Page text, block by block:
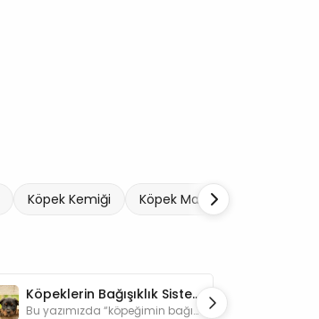
Köpek Kemiği Köpek Mama ve Su Kabı
Köpeklerin Bağışıklık Sistemini Güçlendirme Yolları
Bu yazımızda “köpeğimin bağışıklık sistemini nasıl güçlendirebilirim?” sorusunun yanıtlarını merak edenlere özel açıklamalar yapacağız.